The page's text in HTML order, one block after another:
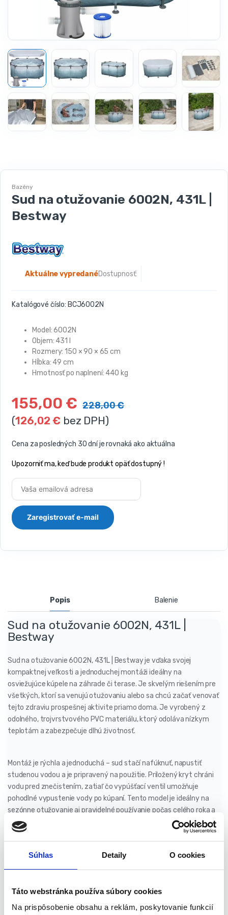
Súhlas Detaily O cookies
Táto webstránka používa súbory cookies
Na prispôsobenie obsahu a reklám, poskytovanie funkcií
Bazény
Sud na otužovanie 6002N, 431L |
Bestway
Dostupnosť:
Aktuálne vypredané
Katalógové číslo: BCJ6002N
Model: 6002N
Objem: 431 l
Rozmery: 150 × 90 × 65 cm
Hĺbka: 49 cm
Hmotnosť po naplnení: 440 kg
155,00 € 228,00€
(126,02€ bez DPH)
Cena za posledných 30 dní je rovnaká ako aktuálna
Upozorniť ma, keď bude produkt opäť dostupný !
Popis Balenie
Sud na otužovanie 6002N, 431L |
Bestway
Sud na otužovanie 6002N, 431L | Bestway je vďaka svojej
kompaktnej veľkosti a jednoduchej montáži ideálny na
osviežujúce kúpele na záhrade či terase. Je skvelým riešením pre
všetkých, ktorí sa venujú otužovaniu alebo sa chcú začať venovať
tejto zdraviu prospešnej aktivite priamo doma. Je vyrobený z
odolného, trojvrstvového PVC materiálu, ktorý odoláva nízkym
teplotám a zabezpečuje dlhú životnosť.
Montáž je rýchla a jednoduchá – sud stačí nafúknuť, napustiť
studenou vodou a je pripravený na použitie. Priložený kryt chráni
vodu pred znečistením, zatiaľ čo vypúšťací ventil umožňuje
pohodlné vypustenie vody po kúpaní. Tento model je ideálny na
sezónne otužovanie aj pravidelné používanie počas celého roka a
ponúka výborný pomer ceny a kvality.
Je to praktické a cenovo dostupné riešenie pre každého, kto chce
Vlastnosti produktu: